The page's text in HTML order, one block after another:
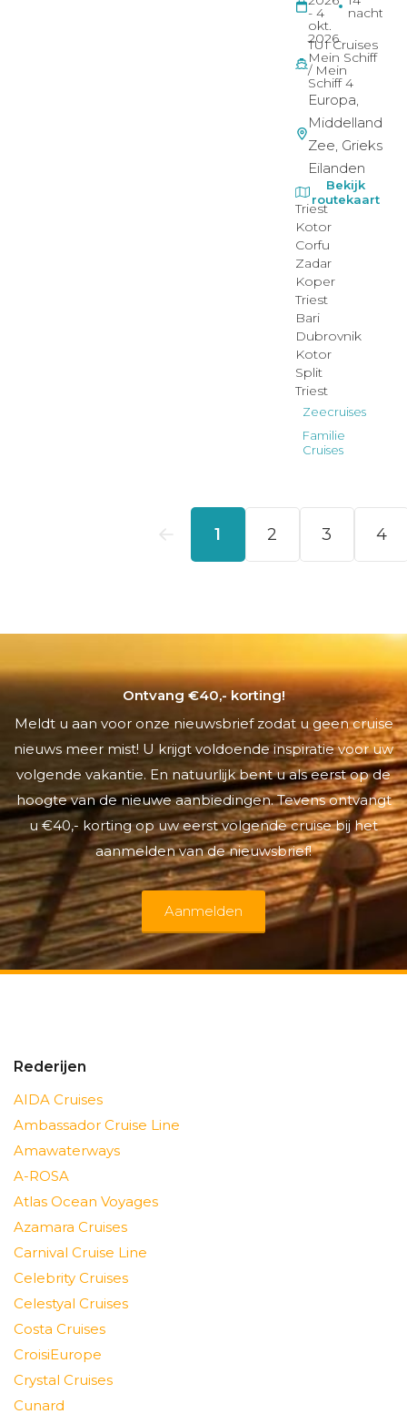
Ontvang €40,- korting!
Meldt u aan voor onze nieuwsbrief zodat u geen cruise
nieuws meer mist! U krijgt voldoende inspiratie voor uw
volgende vakantie. En natuurlijk bent u als eerst op de
hoogte van de nieuwe aanbiedingen. Tevens ontvangt
u €40,- korting op uw eerst volgende cruise bij het
aanmelden van de nieuwsbrief!
Aanmelden
Rederijen
AIDA Cruises
Ambassador Cruise Line
Amawaterways
A-ROSA
Atlas Ocean Voyages
Azamara Cruises
Carnival Cruise Line
Celebrity Cruises
Celestyal Cruises
Costa Cruises
CroisiEurope
Crystal Cruises
Cunard